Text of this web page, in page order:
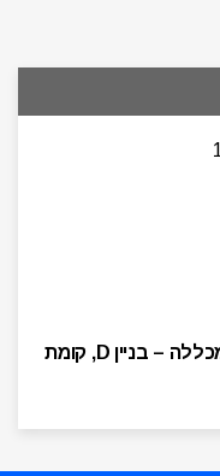
המשרד ממוקם בכניסה הראשית למכללה – בניין D, קומת